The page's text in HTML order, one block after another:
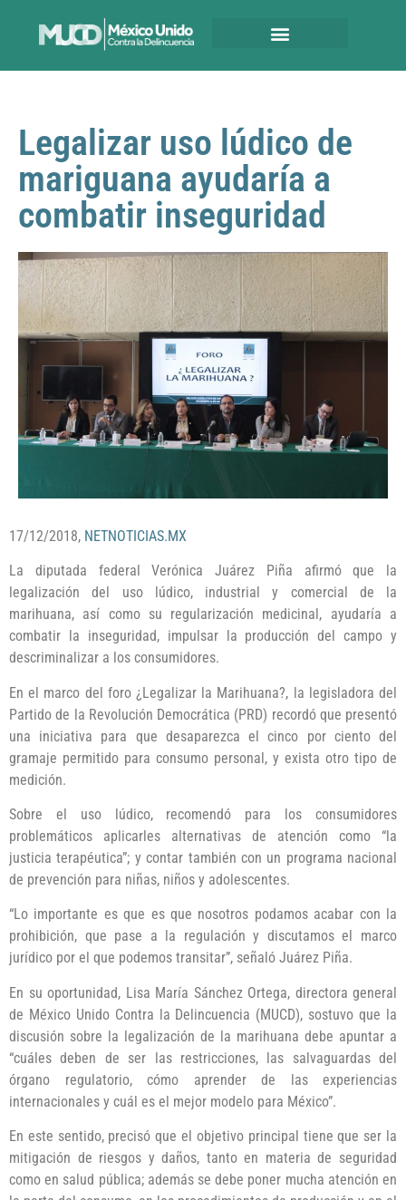
Legalizar uso lúdico de
mariguana ayudaría a
combatir inseguridad
17/12/2018, NETNOTICIAS.MX
La diputada federal Verónica Juárez Piña afirmó que la
legalización del uso lúdico, industrial y comercial de la
marihuana, así como su regularización medicinal, ayudaría a
combatir la inseguridad, impulsar la producción del campo y
descriminalizar a los consumidores.
En el marco del foro ¿Legalizar la Marihuana?, la legisladora del
Partido de la Revolución Democrática (PRD) recordó que presentó
una iniciativa para que desaparezca el cinco por ciento del
gramaje permitido para consumo personal, y exista otro tipo de
medición.
Sobre el uso lúdico, recomendó para los consumidores
problemáticos aplicarles alternativas de atención como “la
justicia terapéutica”; y contar también con un programa nacional
de prevención para niñas, niños y adolescentes.
“Lo importante es que es que nosotros podamos acabar con la
prohibición, que pase a la regulación y discutamos el marco
jurídico por el que podemos transitar”, señaló Juárez Piña.
En su oportunidad, Lisa María Sánchez Ortega, directora general
de México Unido Contra la Delincuencia (MUCD), sostuvo que la
discusión sobre la legalización de la marihuana debe apuntar a
“cuáles deben de ser las restricciones, las salvaguardas del
órgano regulatorio, cómo aprender de las experiencias
internacionales y cuál es el mejor modelo para México”.
En este sentido, precisó que el objetivo principal tiene que ser la
mitigación de riesgos y daños, tanto en materia de seguridad
como en salud pública; además se debe poner mucha atención en